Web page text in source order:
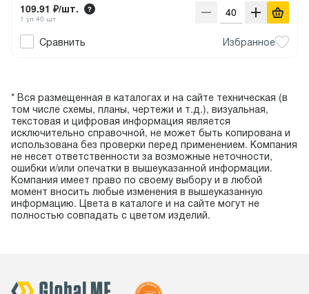
109.91 ₽/шт.
1 уп 40 шт
Сравнить Избранное
* Вся размещенная в каталогах и на сайте техническая (в
том числе схемы, планы, чертежи и т.д.), визуальная,
текстовая и цифровая информация является
исключительно справочной, не может быть копирована и
использована без проверки перед применением. Компания
не несет ответственности за возможные неточности,
ошибки и/или опечатки в вышеуказанной информации.
Компания имеет право по своему выбору и в любой
момент вносить любые изменения в вышеуказанную
информацию. Цвета в каталоге и на сайте могут не
полностью совпадать с цветом изделий.